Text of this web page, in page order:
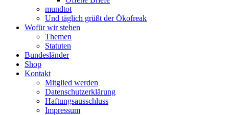
mundtot
Und täglich grüßt der Ökofreak
Wofür wir stehen
Themen
Statuten
Bundesländer
Shop
Kontakt
Mitglied werden
Datenschutzerklärung
Haftungsausschluss
Impressum